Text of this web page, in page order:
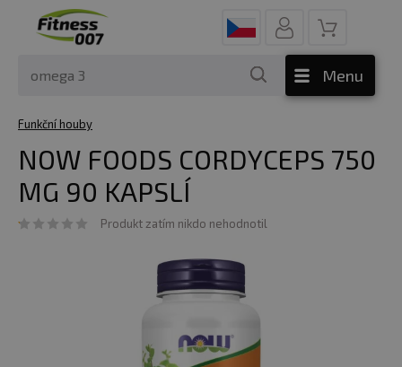
Menu
Funkční houby
NOW FOODS CORDYCEPS 750
MG 90 KAPSLÍ
Produkt zatím nikdo nehodnotil